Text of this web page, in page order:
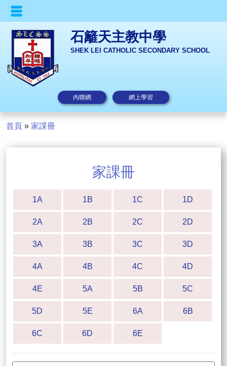
石籬天主教中學
SHEK LEI CATHOLIC SECONDARY SCHOOL
內聯網 網上學習
首頁 » 家課冊
家課冊
1A 1B 1C 1D
2A 2B 2C 2D
3A 3B 3C 3D
4A 4B 4C 4D
4E 5A 5B 5C
5D 5E 6A 6B
6C 6D 6E